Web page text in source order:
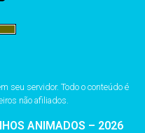
seu servidor. Todo o conteúdo é
não afiliados.
ANIMADOS – 2026